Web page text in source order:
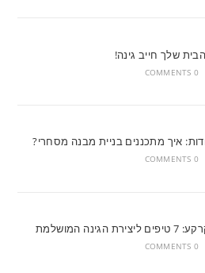
0 COMMENTS
איך מתכננים בניית מבנה מסחרי?
0 COMMENTS
המושלמת
0 COMMENTS